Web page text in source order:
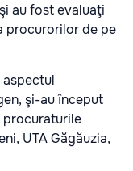
au fost evaluaţi
procurorilor de pe
şi-au început
UTA Găgăuzia,